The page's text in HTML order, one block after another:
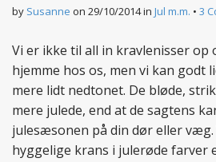
by Susanne on 29/10/2014in Jul m.m. • 3
Vi er ikke til all in kravlenisser op
hjemme hos os, men vi kan godt
mere lidt nedtonet. De bløde,
mere julede, end at de sagtens
julesæsonen på din dør eller
hyggelige krans i julerøde farver